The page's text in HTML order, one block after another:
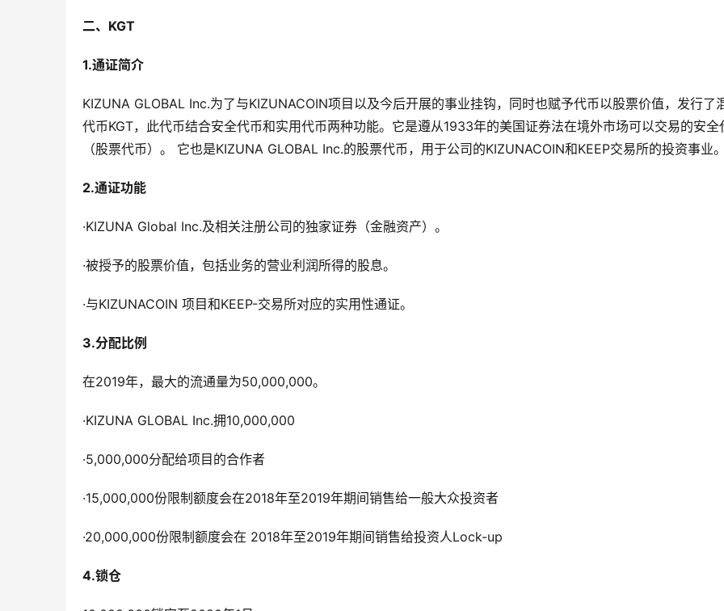
二、 KGT
1.通证简介
KIZUNA GLOBAL Inc.为了与KIZUNACOIN项目以及今后开展的事业挂钩，同时也赋予代币以股票价值，发行了
代币KGT，此代币结合安全代币和实用代币两种功能。它是遵从1933年的美国证券法在境外市场可以交易的安全
（股票代币）。 它也是KIZUNA GLOBAL Inc.的股票代币，用于公司的KIZUNACOIN和KEEP交易所的投资事业
2.通证功能
·KIZUNA Global Inc.及相关注册公司的独家证券（金融资产）。
·被授予的股票价值，包括业务的营业利润所得的股息。
·与KIZUNACOIN 项目和KEEP-交易所对应的实用性通证。
3.分配比例
在2019年，最大的流通量为50,000,000。
·KIZUNA GLOBAL Inc.拥10,000,000
·5,000,000分配给项目的合作者
·15,000,000份限制额度会在2018年至2019年期间销售给一般大众投资者
·20,000,000份限制额度会在 2018年至2019年期间销售给投资人Lock-up
4.锁仓